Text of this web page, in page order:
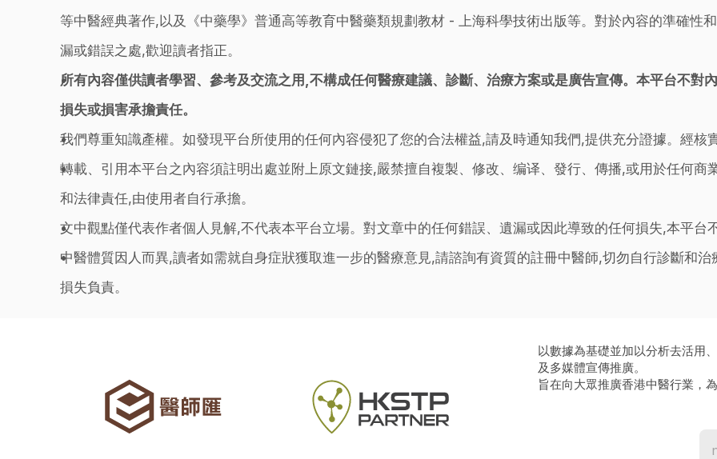
等中醫經典著作,以及《中藥學》普通高等教育中醫藥類規劃教材 - 上海科學技術出版等。對於內容的準確性
漏或錯誤之處,歡迎讀者指正。
所有內容僅供讀者學習、參考及交流之用,不構成任何醫療建議、診斷、治療方案或是廣告宣傳。本平台不對
損失或損害承擔責任。
我們尊重知識產權。如發現平台所使用的任何內容侵犯了您的合法權益,請及時通知我們,提供充分證據。經核
轉載、引用本平台之內容須註明出處並附上原文鏈接,嚴禁擅自複製、修改、编译、發行、傳播,或用於任何商
和法律責任,由使用者自行承擔。
文中觀點僅代表作者個人見解,不代表本平台立場。對文章中的任何錯誤、遺漏或因此導致的任何損失,本平台
中醫體質因人而異,讀者如需就自身症狀獲取進一步的醫療意見,請諮詢有資質的註冊中醫師,切勿自行診斷和
損失負責。
以數據為基礎並加以分析去活用
及多媒體宣傳推廣。
旨在向大眾推廣香港中醫行業，